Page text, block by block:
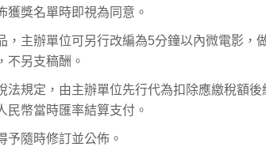
獲獎名單時即視為同意。
，主辦單位可另行改編為5分鐘以內微電影，
不另支稿酬。
法規定，由主辦單位先行代為扣除應繳稅額後
民幣當時匯率結算支付。
予隨時修訂並公佈。